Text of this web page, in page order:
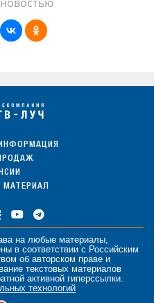
МАТЕРИАЛ
на любые материалы,
в соответствии с Российским
об авторском праве и
текстовых материалов
активной гиперссылки.
технологий